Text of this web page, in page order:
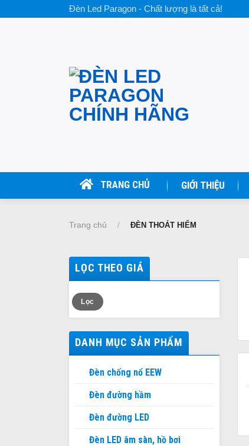
Đèn Led Paragon - Chất lượng là tất cả!
TRANG CHỦ GIỚI THIỆU
Trang chủ / ĐÈN THOÁT HIỂM
LỌC THEO GIÁ
Giá
thấp
nhất
Giá
cao
nhất
Lọc
DANH MỤC SẢN PHẨM
Đèn chống nổ EEW
Đèn đường hầm
Đèn đường LED
Đèn LED âm sàn, hồ bơi